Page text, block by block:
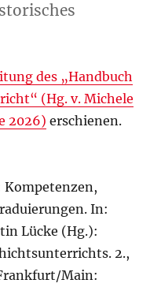
des „Handbuch
(Hg. v. Michele
2026) erschienen.
Kompetenzen,
In:
Lücke (Hg.):
2.,
Main: